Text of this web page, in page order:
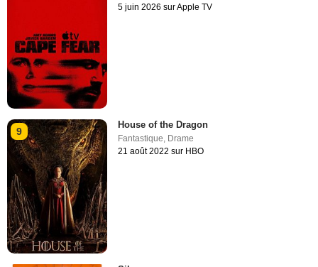
5 juin 2026 sur Apple TV
9
House of the Dragon
Fantastique, Drame
21 août 2022 sur HBO